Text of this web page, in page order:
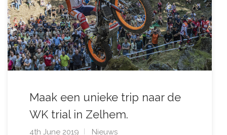
Maak een unieke trip naar de
WK trial in Zelhem.
4th June 2019 Nieuws